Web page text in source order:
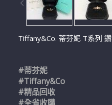
Tiffany&Co. 蒂芬妮 T系列
#蒂芬妮
#Tiffany&Co
#精品回收
#全省收購